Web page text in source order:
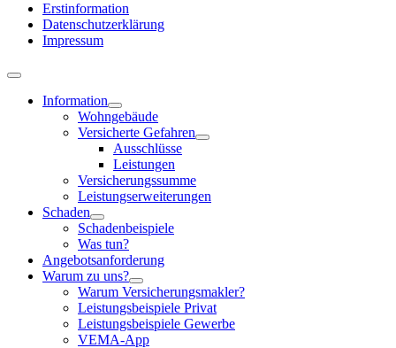
Erstinformation
Datenschutzerklärung
Impressum
Information
Wohngebäude
Versicherte Gefahren
Ausschlüsse
Leistungen
Versicherungssumme
Leistungserweiterungen
Schaden
Schadenbeispiele
Was tun?
Angebotsanforderung
Warum zu uns?
Warum Versicherungsmakler?
Leistungsbeispiele Privat
Leistungsbeispiele Gewerbe
VEMA-App